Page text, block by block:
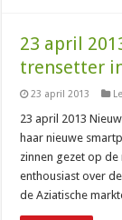
23 april
trensetter
23 april 2013
23 april 2013
haar nieuwe
zinnen gezet op
enthousiast over
de Aziatische